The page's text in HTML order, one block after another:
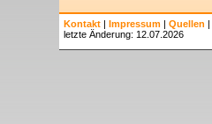
Kontakt | Impressum | Quellen |
letzte Änderung: 12.07.2026